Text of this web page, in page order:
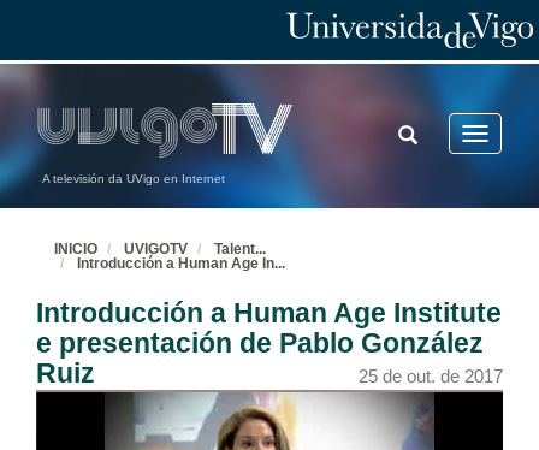
A televisión da UVigo en Internet
Toggle
TOGGLE
SEARCH
INICIO UVIGOTV Talent...
Introducción a Human Age In...
Introducción a Human Age Institute
e presentación de Pablo González
Ruiz
25 de out. de 2017